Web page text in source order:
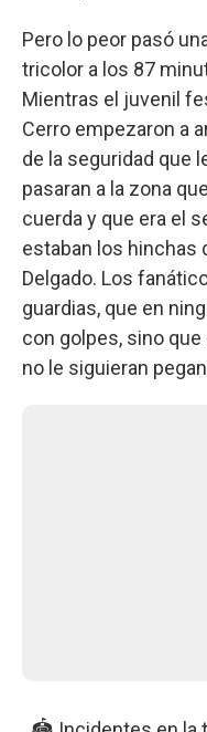
Pero lo peor pasó
tricolor a los 87
Mientras el juvenil
Cerro empezaron a
de la seguridad que
pasaran a la zona
cuerda y que era el
estaban los hinchas
Delgado. Los
guardias, que en
con golpes, sino
no le siguieran